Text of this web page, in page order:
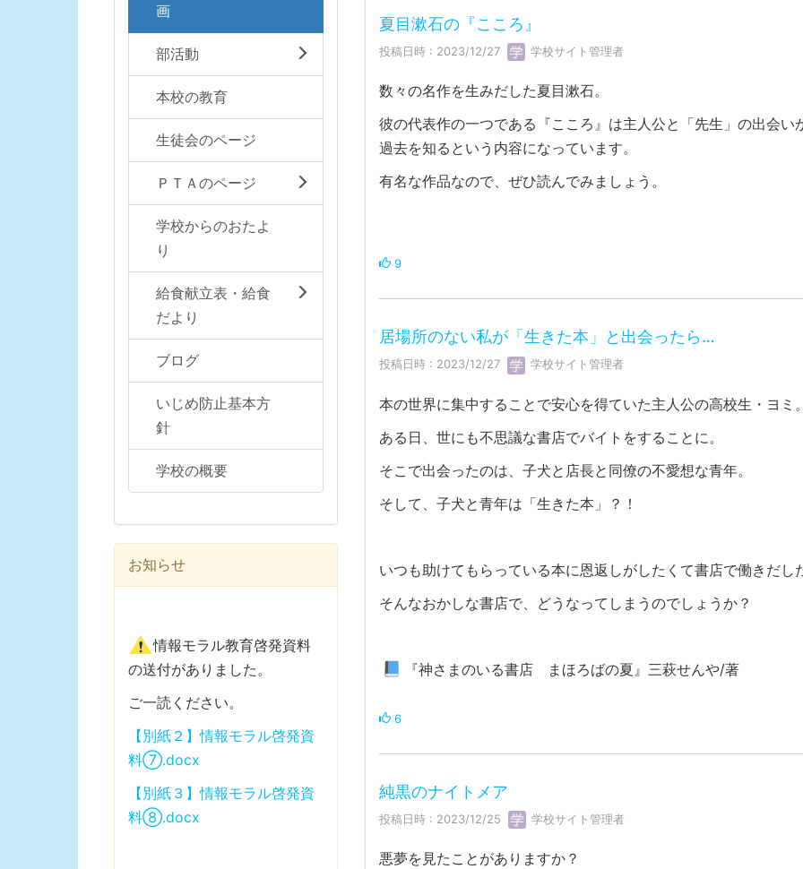
夏目漱石の『こころ』
投稿日時 : 2023/12/27 学校サイト管理者
数々の名作を生みだした夏目漱石。
彼の代表作の一つである『こころ』は主人公と「先生」の出会
過去を知るという内容になっています。
有名な作品なので、ぜひ読んでみましょう。
9
居場所のない私が「生きた本」と出会ったら…
投稿日時 : 2023/12/27 学校サイト管理者
本の世界に集中することで安心を得ていた主人公の高校生・ヨミ
ある日、世にも不思議な書店でバイトをすることに。
そこで出会ったのは、子犬と店長と同僚の不愛想な青年。
そして、子犬と青年は「生きた本」？！
いつも助けてもらっている本に恩返しがしたくて書店で働きだし
そんなおかしな書店で、どうなってしまうのでしょうか？
『神さまのいる書店 まほろばの夏』三萩せんや/著
6
純黒のナイトメア
投稿日時 : 2023/12/25 学校サイト管理者
悪夢を見たことがありますか？
画
部活動
本校の教育
生徒会のページ
ＰＴＡのページ
学校からのおたよ
り
給食献立表・給食
だより
ブログ
いじめ防止基本方
針
学校の概要
お知らせ
情報モラル教育啓発資料
の送付がありました。
ご一読ください。
【別紙２】情報モラル啓発資
料⑦.docx
【別紙３】情報モラル啓発資
料⑧.docx